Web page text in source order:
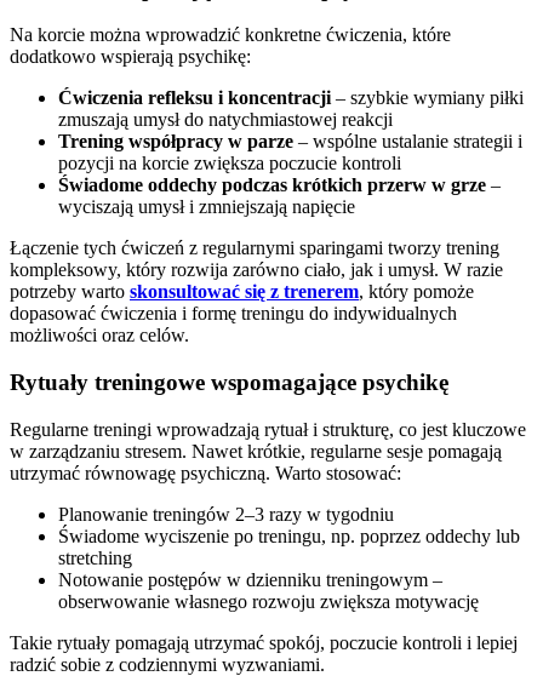
Na korcie można wprowadzić konkretne ćwiczenia, które
dodatkowo wspierają psychikę:
Ćwiczenia refleksu i koncentracji– szybkie wymiany piłki
zmuszają umysł do natychmiastowej reakcji
Trening współpracy w parze – wspólne ustalanie strategii i
pozycji na korcie zwiększa poczucie kontroli
Świadome oddechy podczas krótkich przerw w grze –
wyciszają umysł i zmniejszają napięcie
Łączenie tych ćwiczeń z regularnymi sparingami tworzy trening
kompleksowy, który rozwija zarówno ciało, jak i umysł. W razie
potrzeby warto skonsultować się z trenerem, który pomoże
dopasować ćwiczenia i formę treningu do indywidualnych
możliwości oraz celów.
Rytuały treningowe wspomagające psychikę
Regularne treningi wprowadzają rytuał i strukturę, co jest kluczowe
w zarządzaniu stresem. Nawet krótkie, regularne sesje pomagają
utrzymać równowagę psychiczną. Warto stosować:
Planowanie treningów 2–3 razy w tygodniu
Świadome wyciszenie po treningu, np. poprzez oddechy lub
stretching
Notowanie postępów w dzienniku treningowym –
obserwowanie własnego rozwoju zwiększa motywację
Takie rytuały pomagają utrzymać spokój, poczucie kontroli i lepiej
radzić sobie z codziennymi wyzwaniami.